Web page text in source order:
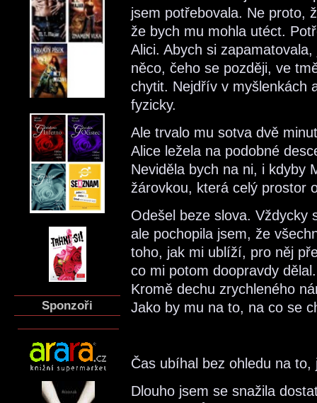
Sponzoři
jsem potřebovala. Ne proto,
že bych mu mohla utéct.
Alici. Abych si
něco, čeho se později, ve
chytit. Nejdřív v myšlenkách
fyzicky.
Ale trvalo mu sotva dvě
Alice ležela na podobné
Neviděla bych na ni, i kdyby
žárovkou, která celý prostor
Odešel beze slova. Vždycky
ale pochopila jsem, že
toho, jak mi ublíží, pro něj
co mi potom doopravdy
Kromě dechu zrychleného
Jako by mu na to, na co se
Čas ubíhal bez ohledu na
Dlouho jsem se snažila